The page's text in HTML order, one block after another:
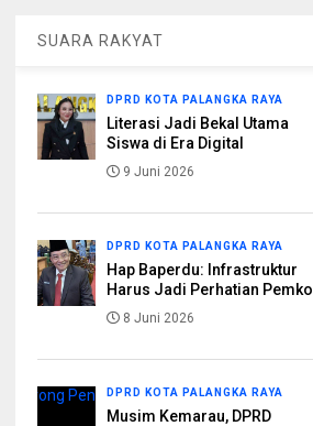
SUARA RAKYAT
DPRD KOTA PALANGKA RAYA
Literasi Jadi Bekal Utama
Siswa di Era Digital
9 Juni 2026
DPRD KOTA PALANGKA RAYA
Hap Baperdu: Infrastruktur
Harus Jadi Perhatian Pemko
8 Juni 2026
DPRD KOTA PALANGKA RAYA
Musim Kemarau, DPRD